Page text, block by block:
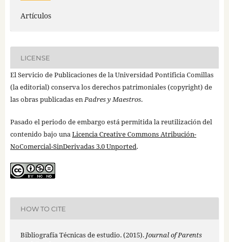
Artículos
LICENSE
El Servicio de Publicaciones de la Universidad Pontificia Comillas
(la editorial) conserva los derechos patrimoniales (copyright) de
las obras publicadas enPadres y Maestros.
Pasado el periodo de embargo está permitida la reutilización del
contenido bajo unaLicencia Creative Commons Atribución-
NoComercial-SinDerivadas 3.0 Unported.
HOW TO CITE
Bibliografía Técnicas de estudio. (2015). Journal of Parents